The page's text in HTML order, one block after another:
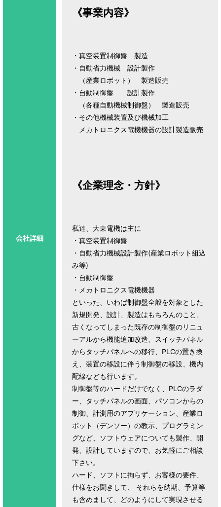
会社詳細
《事業内容》
・真空装置制御盤 製造
・自動省力機械 設計製作
（産業ロボット） 製造販売
・自動制御盤 設計製作
（各種自動機械制御盤） 製造販売
・その他機械装置及び機械加工
メカトロニクス電機機器の設計製造販売
《企業理念・方針》
私達、大東電機は主に
・真空装置制御盤
・自動省力機械設計製作(産業ロボット組込
み等)
・自動制御盤
・メカトロニクス電機機器
といった、いわば制御盤全般を対象とした
新規開発、設計、製造はもちろんのこと、
古くなってしまった既存の制御盤のリニュ
ーアルから機能追加改造、スイッチパネル
からタッチパネルへの移行、PLCの置き換
え、装置の移設に伴う制御盤の移設、機内
配線なども行います。
制御盤等のハードだけでなく、PLCのラダ
ー、タッチパネルの画面、パソコンからの
制御、計測用のアプリケーション、産業ロ
ボット（デンソー）の教示、プログラミン
グなど、ソフトウェアについても製作、開
発、設計していますので、お気軽にご相談
下さい。
ハード、ソフトに拘らず、お客様の要件、
仕様をお聞きして、 それらを納期、予算等
も含めまして、どのようにして実現させる